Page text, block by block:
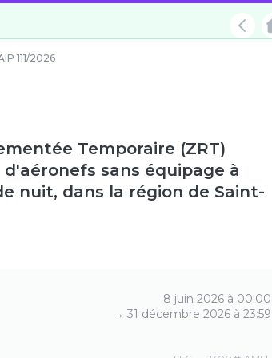
111/2026
Temporaire (ZRT)
sans équipage à
nuit, dans la région de Saint-
8 juin 2026 à 00:00
→ 31 décembre 2026 à 23:59